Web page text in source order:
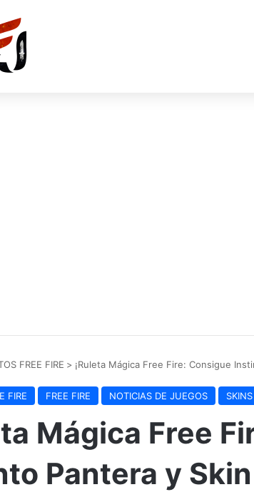
FREE FIRE > ¡Ruleta Mágica Free Fire: Consigue
FIRE FREE FIRE NOTICIAS DE JUEGOS SKINS
Mágica Free
Pantera y